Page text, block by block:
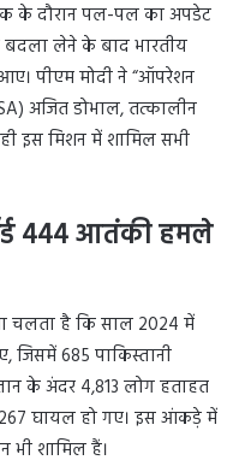
के दौरान पल-पल का अपडेट
लेने के बाद भारतीय
पीएम मोदी ने “ऑपरेशन
अजित डोभाल, तत्कालीन
इस मिशन में शामिल सभी
444 आतंकी हमले
चलता है कि साल 2024 में
जिसमें 685 पाकिस्तानी
के अंदर 4,813 लोग हताहत
घायल हो गए। इस आंकड़े में
भी शामिल हैं।